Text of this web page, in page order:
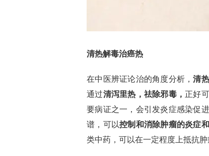
清热解毒治癌热
在中医辨证论治的角度分析，清
通过清泻里热，祛除邪毒， 正好
要病证之一，会引发炎症感染促
谱，可以控制和消除肿瘤的炎症和
类中药，可以在一定程度上抵抗肿